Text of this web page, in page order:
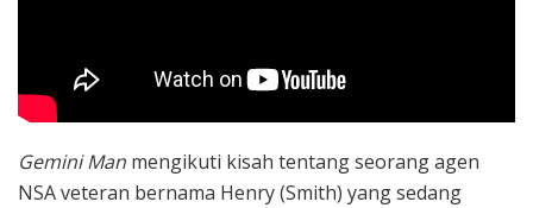
Gemini Man mengikuti kisah tentang seorang agen
NSA veteran bernama Henry (Smith) yang sedang